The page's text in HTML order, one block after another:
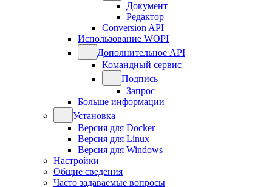
Документ
Редактор
Conversion API
Использование WOPI
Дополнительное API
Командный сервис
Подпись
Запрос
Больше информации
Установка
Версия для Docker
Версия для Linux
Версия для Windows
Настройки
Общие сведения
Часто задаваемые вопросы